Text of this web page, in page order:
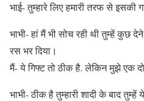
भाई- तुम्हारे लिए हमारी तरफ से
भाभी- हां मैं भी सोच रही थी तुम्हें कुछ
रस भर दिया।
मैं- ये गिफ्ट तो ठीक है. लेकिन मुझे एक
भाभी- ठीक है तुम्हारी शादी के बाद तुम्हें